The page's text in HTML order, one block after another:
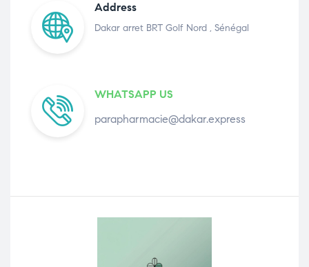
Address
Dakar arret BRT Golf Nord , Sénégal
WHATSAPP US
parapharmacie@dakar.express